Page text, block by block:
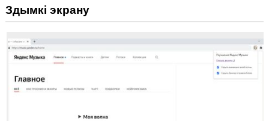
Гэта
пашырэнне
мець
доступ
дадзеных
некаторых
Здымкі экрану